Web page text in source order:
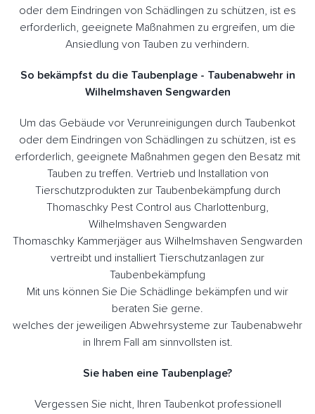
oder dem Eindringen von Schädlingen zu schützen, ist es
erforderlich, geeignete Maßnahmen zu ergreifen, um die
Ansiedlung von Tauben zu verhindern.
So bekämpfst du die Taubenplage - Taubenabwehr in
Wilhelmshaven Sengwarden
Um das Gebäude vor Verunreinigungen durch Taubenkot
oder dem Eindringen von Schädlingen zu schützen, ist es
erforderlich, geeignete Maßnahmen gegen den Besatz mit
Tauben zu treffen. Vertrieb und Installation von
Tierschutzprodukten zur Taubenbekämpfung durch
Thomaschky Pest Control aus Charlottenburg,
Wilhelmshaven Sengwarden
Thomaschky Kammerjäger aus Wilhelmshaven Sengwarden
vertreibt und installiert Tierschutzanlagen zur
Taubenbekämpfung
Mit uns können Sie Die Schädlinge bekämpfen und wir
beraten Sie gerne.
welches der jeweiligen Abwehrsysteme zur Taubenabwehr
in Ihrem Fall am sinnvollsten ist.
Sie haben eine Taubenplage?
Vergessen Sie nicht, Ihren Taubenkot professionell